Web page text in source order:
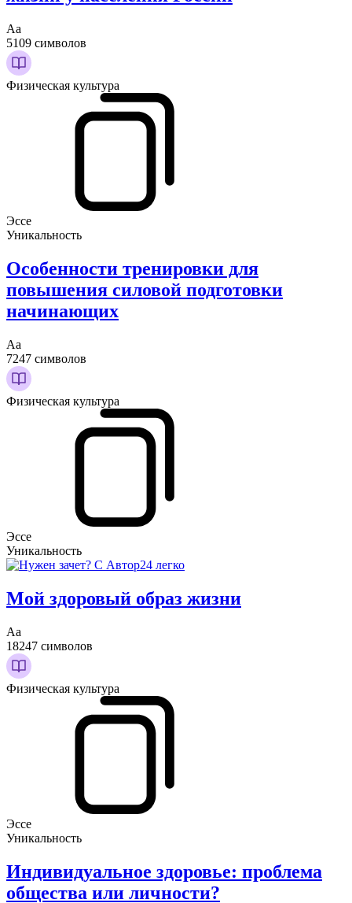
Аа
5109 символов
Физическая культура
Эссе
Уникальность
Особенности тренировки для
повышения силовой подготовки
начинающих
Аа
7247 символов
Физическая культура
Эссе
Уникальность
Мой здоровый образ жизни
Аа
18247 символов
Физическая культура
Эссе
Уникальность
Индивидуальное здоровье: проблема
общества или личности?